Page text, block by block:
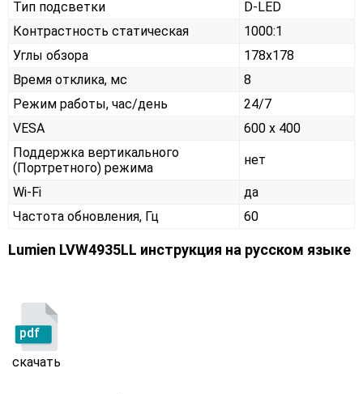
Тип подсветки
D-LED
Контрастность статическая
1000:1
Углы обзора
178x178
Время отклика, мс
8
Режим работы, час/день
24/7
VESA
600 x 400
Поддержка вертикального
(Портретного) режима
нет
Wi-Fi
да
Частота обновления, Гц
60
Lumien LVW4935LL инструкция на русском языке
pdf
скачать